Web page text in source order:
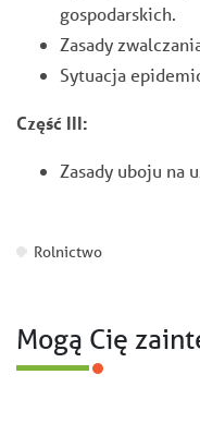
gospodarskich.
Zasady
Sytuacja
Część III:
Zasady uboju na
Rolnictwo
Mogą Cię